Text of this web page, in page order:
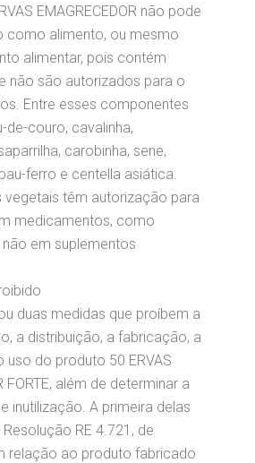
EMAGRECEDOR não pode
como alimento, ou mesmo
alimentar, pois contém
não são autorizados para o
Entre esses componentes
de-couro, cavalinha,
carobinha, sene,
ferro e centella asiática.
vegetais têm autorização para
medicamentos, como
em suplementos
duas medidas que proíbem a
a distribuição, a fabricação, a
uso do produto 50 ERVAS
FORTE, além de determinar a
inutilização. A primeira delas
RE 4.721, de
relação ao produto fabricado